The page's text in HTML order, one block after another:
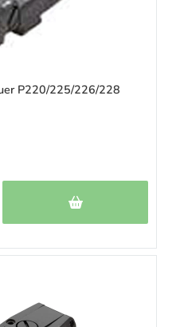
P220/225/226/228